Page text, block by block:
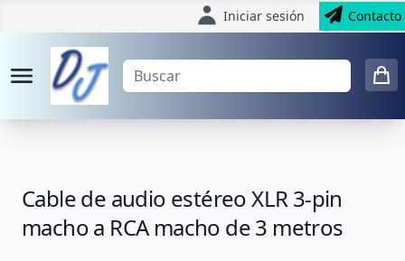
Iniciar sesión Contacto
Cable de audio estéreo XLR 3-pin
macho a RCA macho de 3 metros